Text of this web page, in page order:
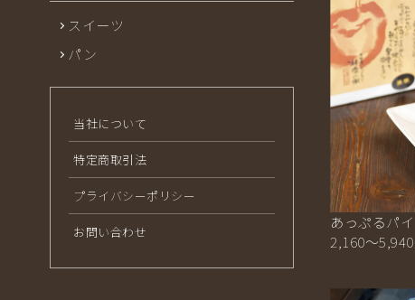
あっぷるパイ
2,160～5,940
スイーツ
パン
当社について
特定商取引法
プライバシーポリシー
お問い合わせ